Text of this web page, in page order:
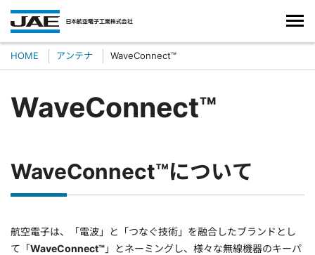
HOME アンテナ WaveConnect™
WaveConnect™
WaveConnect™について
航空電子は、「電波」と「つなぐ技術」を融合したブランドとし
て「WaveConnect™」とネーミングし、様々な無線機器のキーパ